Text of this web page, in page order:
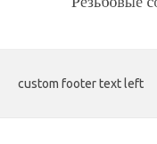
custom footer text left